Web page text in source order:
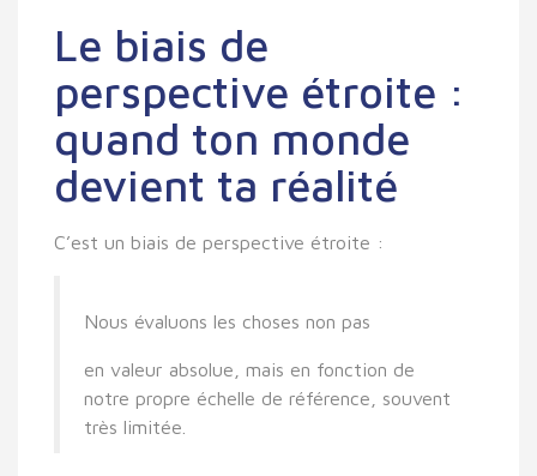
Le biais de
perspective étroite :
quand ton monde
devient ta réalité
C’est un biais de perspective étroite :
Nous évaluons les choses non pas
en valeur absolue, mais en fonction de
notre propre échelle de référence, souvent
très limitée.